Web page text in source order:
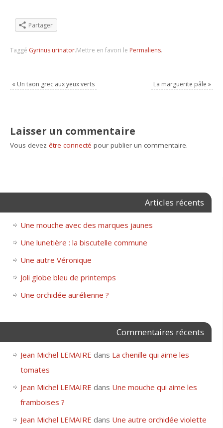
Partager
Taggé Gyrinus urinator.Mettre en favori le Permaliens.
« Un taon grec aux yeux verts La marguerite pâle »
Laisser un commentaire
Vous devezêtre connecté pour publier un commentaire.
Articles récents
Une mouche avec des marques jaunes
Une lunetière : la biscutelle commune
Une autre Véronique
Joli globe bleu de printemps
Une orchidée aurélienne ?
Commentaires récents
Jean Michel LEMAIRE dans La chenille qui aime les
tomates
Jean Michel LEMAIRE dans Une mouche qui aime les
framboises ?
Jean Michel LEMAIRE dans Une autre orchidée violette